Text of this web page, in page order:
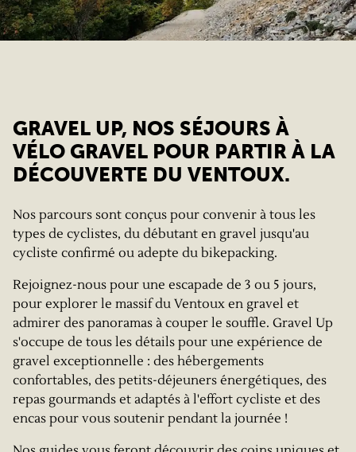
GRAVEL UP, NOS SÉJOURS À
VÉLO GRAVEL POUR PARTIR À LA
DÉCOUVERTE DU VENTOUX.
Nos parcours sont conçus pour convenir à tous les
types de cyclistes, du débutant en gravel jusqu'au
cycliste confirmé ou adepte du bikepacking.
Rejoignez-nous pour une escapade de 3 ou 5 jours,
pour explorer le massif du Ventoux en gravel et
admirer des panoramas à couper le souffle. Gravel Up
s'occupe de tous les détails pour une expérience de
gravel exceptionnelle : des hébergements
confortables, des petits-déjeuners énergétiques, des
repas gourmands et adaptés à l'effort cycliste et des
encas pour vous soutenir pendant la journée !